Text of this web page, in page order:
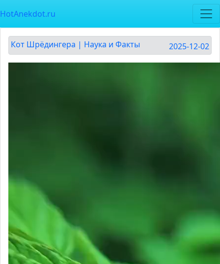
HotAnekdot.ru
Кот Шрёдингера | Наука и Факты 2025-12-02